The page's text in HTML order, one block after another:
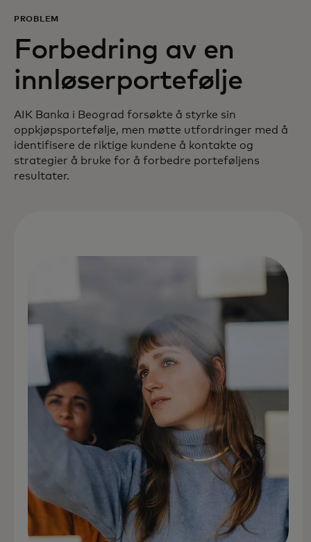
PROBLEM
Forbedring av en
innløserportefølje
AIK Banka i Beograd forsøkte å styrke sin
oppkjøpsportefølje, men møtte utfordringer med å
identifisere de riktige kundene å kontakte og
strategier å bruke for å forbedre porteføljens
resultater.